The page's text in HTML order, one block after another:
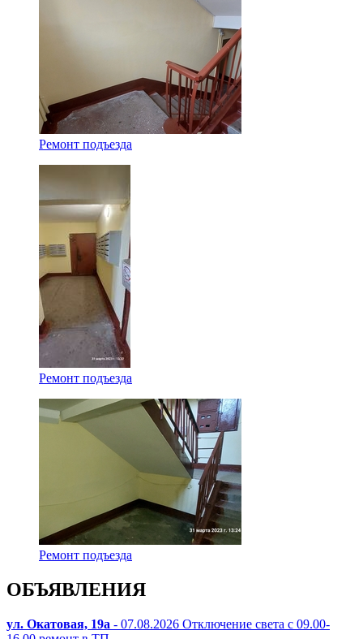
Ремонт подъезда
Ремонт подъезда
Ремонт подъезда
ОБЪЯВЛЕНИЯ
ул. Окатовая, 19а - 07.08.2026 Отключение света с 09.00-